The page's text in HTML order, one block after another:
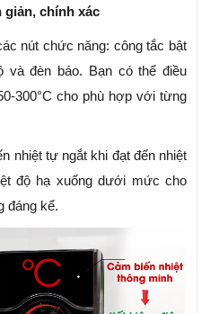
giản, chính xác
nút chức năng: công tắc bật
và đèn báo. Bạn có thể điều
300°C cho phù hợp với từng
nhiệt tự ngắt khi đạt đến nhiệt
độ hạ xuống dưới mức cho
đáng kể.